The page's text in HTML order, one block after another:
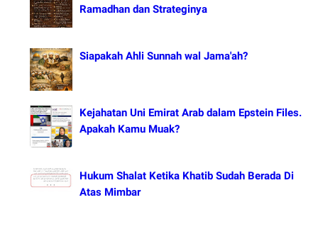
Ramadhan dan Strateginya
Siapakah Ahli Sunnah wal Jama'ah?
Kejahatan Uni Emirat Arab dalam Epstein Files.
Apakah Kamu Muak?
Hukum Shalat Ketika Khatib Sudah Berada Di
Atas Mimbar